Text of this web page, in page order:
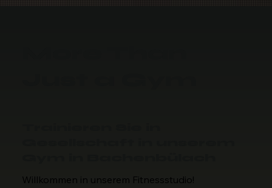
Willkommen in unserem Fitnessstudio!